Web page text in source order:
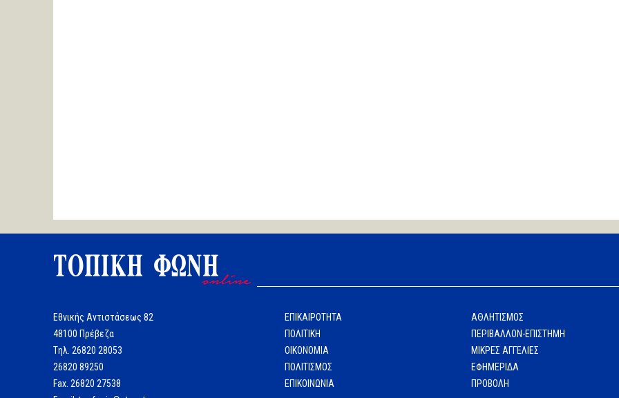
Εθνικής Αντιστάσεως 82
48100 Πρέβεζα
Tηλ. 26820 28053
26820 89250
Fax. 26820 27538
ΕΠΙΚΑΙΡΟΤΗΤΑ
ΠΟΛΙΤΙΚΗ
ΟΙΚΟΝΟΜΙΑ
ΠΟΛΙΤΙΣΜΟΣ
ΕΠΙΚΟΙΝΩΝΙΑ
ΑΘΛΗΤΙΣΜΟΣ
ΠΕΡΙΒΑΛΛΟΝ-ΕΠΙΣΤΗΜΗ
ΜΙΚΡΕΣ ΑΓΓΕΛΙΕΣ
ΕΦΗΜΕΡΙΔΑ
ΠΡΟΒΟΛΗ